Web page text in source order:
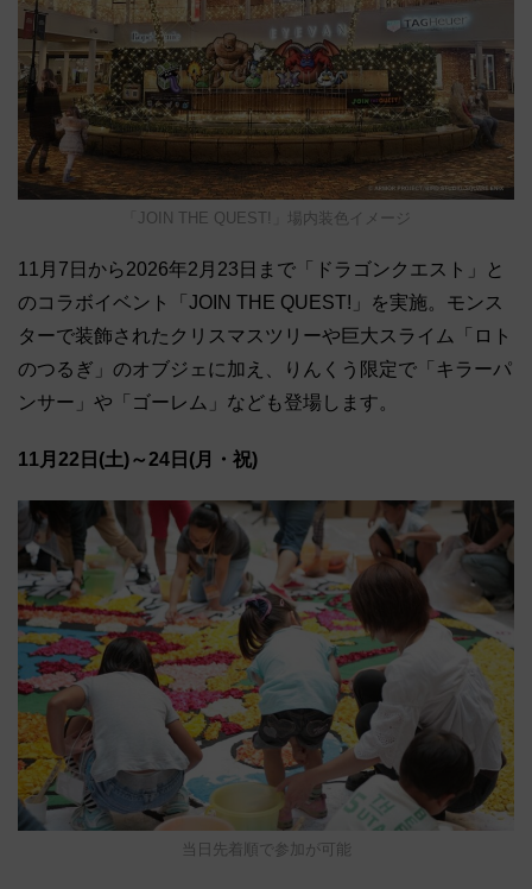
「JOIN THE QUEST!」場内装色イメージ
11月7日から2026年2月23日まで「ドラゴンクエスト」と
のコラボイベント「JOIN THE QUEST!」を実施。モンス
ターで装飾されたクリスマスツリーや巨大スライム「ロト
のつるぎ」のオブジェに加え、りんくう限定で「キラーパ
ンサー」や「ゴーレム」なども登場します。
11月22日(土)～24日(月・祝)
当日先着順で参加が可能